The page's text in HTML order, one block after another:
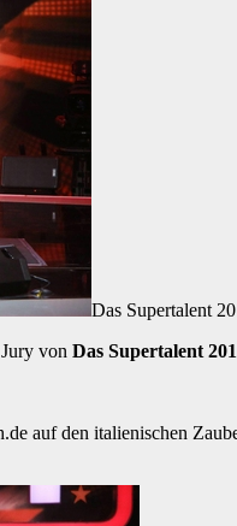
Das Supertalent
von Das Supertalent
auf den italienischen